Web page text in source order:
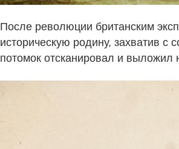
После революции британским
историческую родину, захватив
потомок отсканировал и выложил